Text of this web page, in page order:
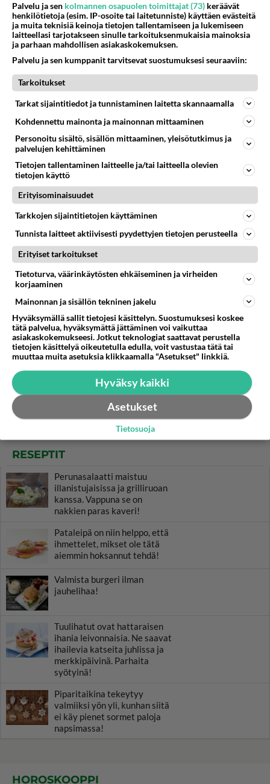
elävä Satu sai jättimäisen
rahasalkun Henry-
miljonääriltä
Tiesitkö? Martina Aitolehden
isäpuoli on tämä suosittu
laulaja
Luetuimmat: Aarne Pelkonen
yhdessä - Tätä moni jo odotti
Danny, 83, teki yllättävän
teon - Missä on 25-vuotias
Helmi Loukasmäki?
Kun yksi kauhallinen ei riitä...
syömättä!
RESEPTIT
Perunasalaatti maistuu
illanistujaisissa ja grilliruoan
kanssa. Vappuna se on
nakkien paras kaveri!
Pataleipä on niin helppo, että
ihmettelet, mikset ole tätä
aiemmin hoksannut tehdä!
Valmista burgeri ilman
jauhelihaa!
Tuulihatut ovat hattaraisen
ihania leivonnaisia. Ne saavat
ihailevia katseita juhlissa ja
merkkipäivinä. Parhaita
syötyinä!
Piparitaikina tekeytyy
valmiiksi yön yli, kunhan siitä
ei käy pienet sormet paloja
napsimassa!
HOROSKOOPPI
Palvelu ja sen kolmannen osapuolen toimittajat (73) keräävät
henkilötietoja (esim. IP-osoite tai laitetunniste) käyttäen evästeitä
ja muita teknisiä keinoja tietojen tallentamiseen ja lukemiseen
laitteellasi tarjotakseen sinulle tarkoituksenmukaisia mainoksia
ja parhaan mahdollisen asiakaskokemuksen.
Palvelu ja sen kumppanit tarvitsevat suostumuksesi seuraaviin:
Tarkoitukset
Tarkat sijaintitiedot ja tunnistaminen laitetta skannaamalla
Kohdennettu mainonta ja mainonnan mittaaminen
Personoitu sisältö, sisällön mittaaminen, yleisötutkimus ja
palvelujen kehittäminen
Tietojen tallentaminen laitteelle ja/tai laitteella olevien
tietojen käyttö
Erityisominaisuudet
Tarkkojen sijaintitietojen käyttäminen
Tunnista laitteet aktiivisesti pyydettyjen tietojen perusteella
Erityiset tarkoitukset
Tietoturva, väärinkäytösten ehkäiseminen ja virheiden
korjaaminen
Mainonnan ja sisällön tekninen jakelu
Hyväksymällä sallit tietojesi käsittelyn. Suostumuksesi koskee
tätä palvelua, hyväksymättä jättäminen voi vaikuttaa
asiakaskokemukseesi. Jotkut teknologiat saattavat perustella
tietojen käsittelyä oikeutetulla edulla, voit vastustaa tätä tai
muuttaa muita asetuksia klikkaamalla "Asetukset" linkkiä.
Hyväksy kaikki
Asetukset
Tietosuoja